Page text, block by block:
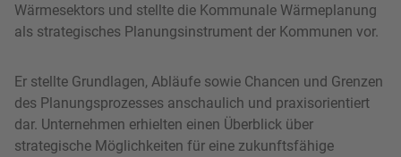
Wärmesektors und stellte die Kommunale Wärmeplanung
als strategisches Planungsinstrument der Kommunen vor.
Er stellte Grundlagen, Abläufe sowie Chancen und Grenzen
des Planungsprozesses anschaulich und praxisorientiert
dar. Unternehmen erhielten einen Überblick über
strategische Möglichkeiten für eine zukunftsfähige